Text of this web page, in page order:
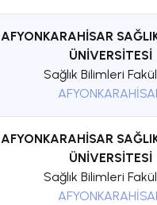
AFYONKARAHİSAR
ÜNİVERSİTESİ
Sağlık Bilimleri
AFYONKARAHİSAR
ÜNİVERSİTESİ
Sağlık Bilimleri